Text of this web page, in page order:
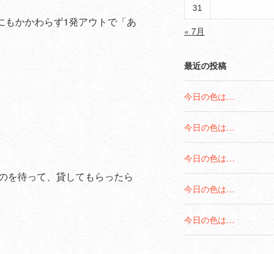
もかかわらず1発アウトで「あ
を待って、貸してもらったら
31
« 7月
最近の投稿
今日の色は…
今日の色は…
今日の色は…
今日の色は…
今日の色は…